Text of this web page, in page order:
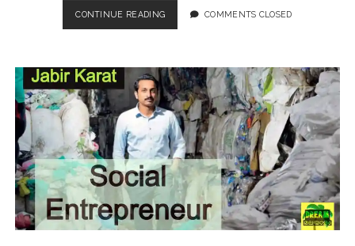
CONTINUE READINGHOW
AN
BROUGHT
14
STUDENTS
STRANDED
IN
ITALY
DUE
TO
COVID-
19
BACK
COMMENTS CLOSED